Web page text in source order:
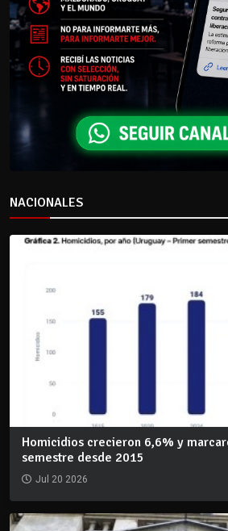
NACIONALES
Homicidios crecieron 6,6% y
semestre desde 2015
Jul 20 2026